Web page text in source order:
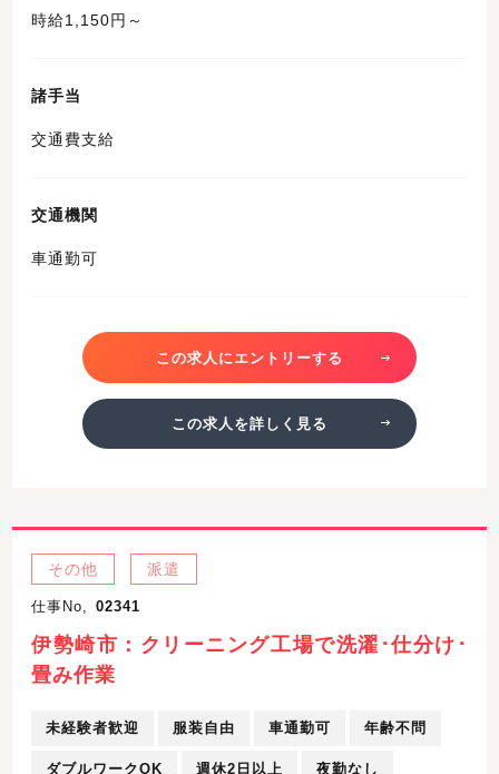
時給1,150円～
諸手当
交通費支給
交通機関
車通勤可
この求人にエントリーする
この求人を詳しく見る
その他 派遣
仕事No, 02341
伊勢崎市：クリーニング工場で洗濯･仕分け･
畳み作業
未経験者歓迎 服装自由 車通勤可 年齢不問
ダブルワークOK 週休2日以上 夜勤なし